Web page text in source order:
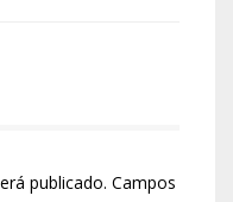
publicado. Campos